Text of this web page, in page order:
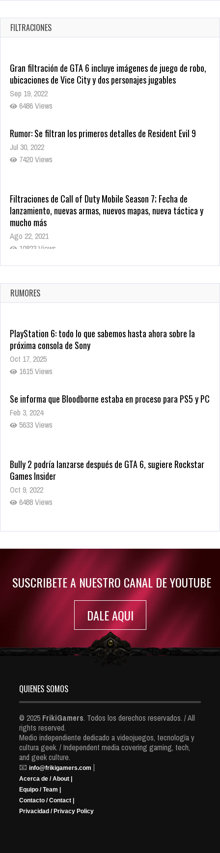
Oct 17, 2025
1437 Views
FILTRACIONES
Gran filtración de GTA 6 incluye imágenes de juego de robo,
ubicaciones de Vice City y dos personajes jugables
Sep 19, 2022
6486 Views
Rumor: Se filtran los primeros detalles de Resident Evil 9
Jul 30, 2022
7420 Views
Filtraciones de Call of Duty Mobile Season 7; Fecha de
lanzamiento, nuevas armas, nuevos mapas, nueva táctica y
mucho más
Ago 22, 2021
10823 Views
La configuración de Call of Duty 2021 aparentemente ya fue
Ago 8, 2021
10008 Views
RUMORES
PlayStation 6: todo lo que sabemos hasta ahora sobre la
próxima consola de Sony
Oct 17, 2025
1615 Views
Se informa que Bloodborne estaba en proceso para PS5 y PC
Feb 3, 2024
5633 Views
Bully 2 podría lanzarse después de GTA 6, sugiere Rockstar
Games Insider
Oct 9, 2022
6488 Views
Rumor: Se filtran los primeros detalles de Resident Evil 9
SUSCRIBETE A NUESTRO CANAL DE YOUTUBE
DALE AQUI
QUIENES SOMOS
© 2025 FrikiGamers. Todos los derechos reservados. / All
rights reserved.
Medio independiente dedicado a videojuegos, tecnología y
cultura geek. / Independent media covering gaming, tech,
and geek culture.
📧 info@frikigamers.com |
Acerca de / About |
Equipo / Team |
Contacto / Contact |
Privacidad / Privacy Policy